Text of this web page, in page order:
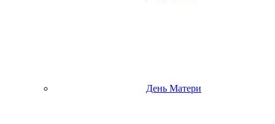
День Матери